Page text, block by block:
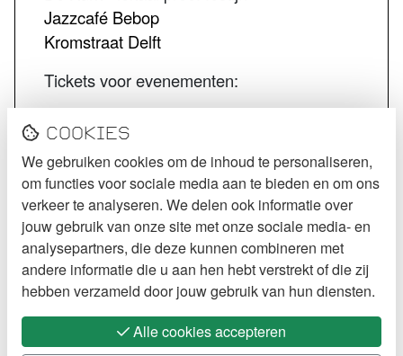
Jazzcafé Bebop
Kromstraat Delft
Tickets voor evenementen:
De Kurk tickets
Jazzcafé Bebop tickets
VOLG STECK
Instagram
Facebook
Cookies
We gebruiken cookies om de inhoud te personaliseren,
om functies voor sociale media aan te bieden en om ons
verkeer te analyseren. We delen ook informatie over
jouw gebruik van onze site met onze sociale media- en
analysepartners, die deze kunnen combineren met
andere informatie die u aan hen hebt verstrekt of die zij
hebben verzameld door jouw gebruik van hun diensten.
Alle cookies accepteren